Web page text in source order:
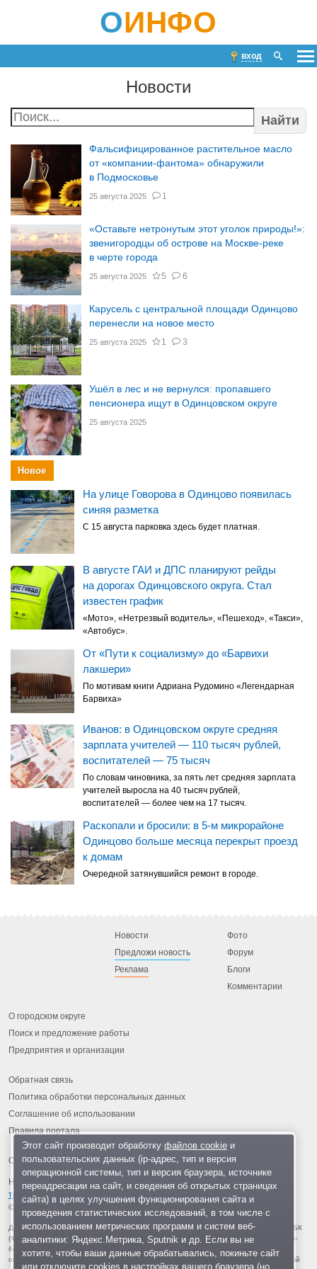
ОИНФО
вход
Новости
Найти
Фальсифицированное растительное масло
от «компании-фантома» обнаружили
в Подмосковье
25 августа 2025 1
«Оставьте нетронутым этот уголок природы!»:
звенигородцы об острове на Москве-реке
в черте города
25 августа 2025 5 6
Карусель с центральной площади Одинцово
перенесли на новое место
25 августа 2025 1 3
Ушёл в лес и не вернулся: пропавшего
пенсионера ищут в Одинцовском округе
25 августа 2025
Новое
На улице Говорова в Одинцово появилась
синяя разметка
С 15 августа парковка здесь будет платная.
В августе ГАИ и ДПС планируют рейды
на дорогах Одинцовского округа. Стал
известен график
«Мото», «Нетрезвый водитель», «Пешеход», «Такси»,
«Автобус».
От «Пути к социализму» до «Барвихи
лакшери»
По мотивам книги Адриана Рудомино «Легендарная
Барвиха»
Иванов: в Одинцовском округе средняя
зарплата учителей — 110 тысяч рублей,
воспитателей — 75 тысяч
По словам чиновника, за пять лет средняя зарплата
учителей выросла на 40 тысяч рублей,
воспитателей — более чем на 17 тысяч.
Раскопали и бросили: в 5-м микрорайоне
Одинцово больше месяца перекрыт проезд
к домам
Очередной затянувшийся ремонт в городе.
Новости
Предложи новость
Реклама
Фото
Форум
Блоги
Комментарии
О городском округе
Поиск и предложение работы
Предприятия и организации
Обратная связь
Политика обработки персональных данных
Соглашение об использовании
Правила портала
На информационном ресурсе применяются рекомендательные
технологии
© 2013-2026 «ОИНФО»,
сделано в Одинцово
Для читателей: В России признаны экстремистскими и запрещены организации ФБК
(Фонд борьбы с коррупцией, признан иноагентом), Штабы Навального, «Национал-
большевистская партия», «Свидетели Иеговы», «Армия воли народа», «Русский
общенациональный союз», «Движение против нелегальной иммиграции», «Правый
Этот сайт производит обработку файлов cookieи
пользовательских данных (ip-адрес, тип и версия
операционной системы, тип и версия браузера, источнике
переадресации на сайт, и сведения об открытых страницах
сайта) в целях улучшения функционирования сайта и
проведения статистических исследований, в том числе с
использованием метрических программ и систем веб-
аналитики: Яндекс.Метрика, Sputnik и др. Если вы не
хотите, чтобы ваши данные обрабатывались, покиньте сайт
или отключите cookies в настройках вашего браузера (но